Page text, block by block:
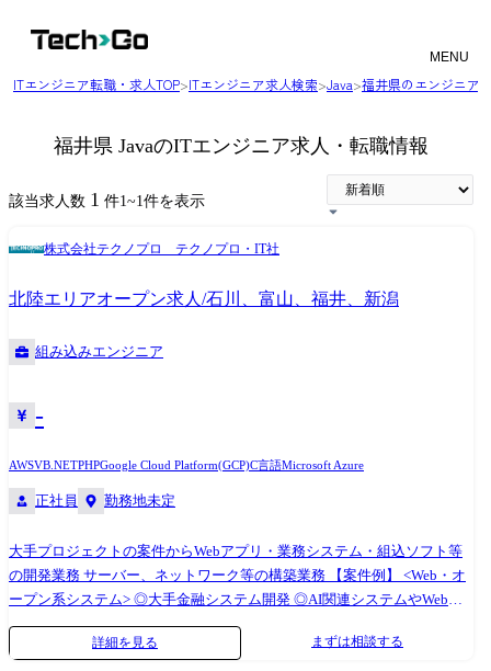
MENU
ITエンジニア転職・求人TOP>ITエンジニア求人検索>Java>福井県のエンジニア
福井県 JavaのITエンジニア求人・転職情報
該当求人数 1 件1~1件を表示
株式会社テクノプロ テクノプロ・IT社
北陸エリアオープン求人/石川、富山、福井、新潟
組み込みエンジニア
-
AWSVB.NETPHPGoogle Cloud Platform(GCP)C言語Microsoft Azure
正社員 勤務地未定
大手プロジェクトの案件からWebアプリ・業務システム・組込ソフト等
の開発業務 サーバー、ネットワーク等の構築業務 【案件例】 <Web・オ
ープン系システム> ◎大手金融システム開発 ◎AI関連システムやWebア
プリの開発 ◎Androidアプリ、スマートフォン分野での各種開発 ◎ECサ
イト、ポータルサイトの開発 <業務系システム> ◎顧客管理システム開発
詳細を見る まずは相談する